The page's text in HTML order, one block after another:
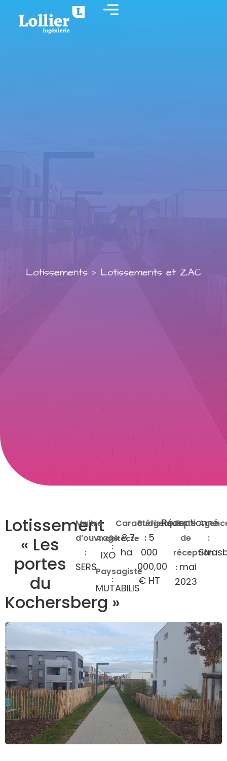
Lotissements> Lotissements et ZAC
Lotissement
« Les
portes
du
Kochersberg »
Maitre
d’ouvrage
:
SERS
Architecte
:
IXO
Paysagiste
:
MUTABILIS
Caractéristiques
:8,7
ha
Budget
: 5
000
000,00
€ HT
Réceptionné
Date
de
réception
: mai
2023
: